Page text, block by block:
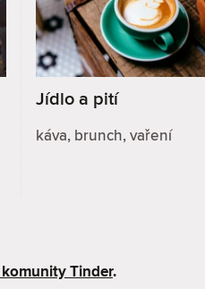
Jídlo a pití
káva, brunch, vaření
Tinder.